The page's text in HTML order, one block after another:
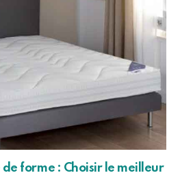
forme : Choisir le meilleur